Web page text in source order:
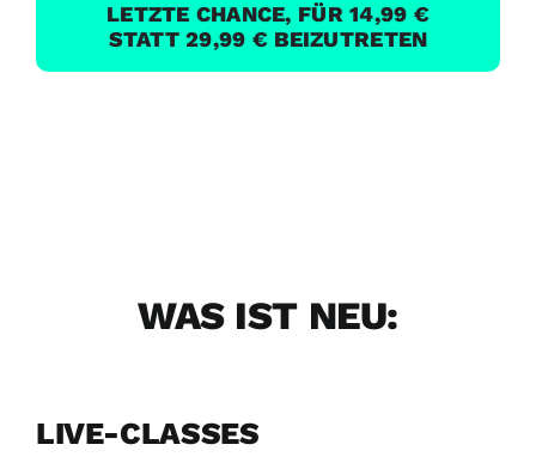
LETZTE CHANCE, FÜR 14,99 €
STATT 29,99 € BEIZUTRETEN
WAS IST NEU:
LIVE-CLASSES